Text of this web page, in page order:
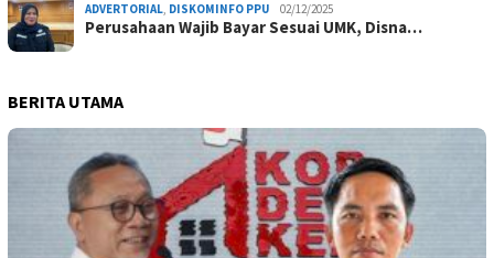
ADVERTORIAL, DISKOMINFO PPU 02/12/2025
Perusahaan Wajib Bayar Sesuai UMK, Disna…
BERITA UTAMA